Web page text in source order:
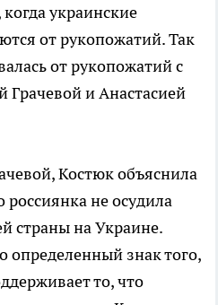
украинские
от рукопожатий. Так
от рукопожатий с
Грачевой и Анастасией
Костюк объяснила
россиянка не осудила
страны на Украине.
определенный знак того,
то, что